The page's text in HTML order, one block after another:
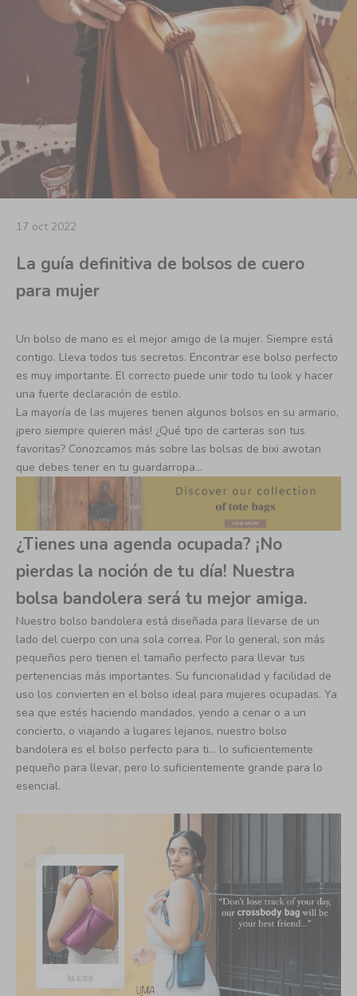
17 oct 2022
La guía definitiva de bolsos de cuero
para mujer
Un bolso de mano es el mejor amigo de la mujer. Siempre está
contigo. Lleva todos tus secretos. Encontrar ese bolso perfecto
es muy importante. El correcto puede unir todo tu look y hacer
una fuerte declaración de estilo.
La mayoría de las mujeres tienen algunos bolsos en su armario,
¡pero siempre quieren más! ¿Qué tipo de carteras son tus
favoritas? Conozcamos más sobre las bolsas de bixi awotan
que debes tener en tu guardarropa…
¿Tienes una agenda ocupada? ¡No
pierdas la noción de tu día! Nuestra
bolsa bandolera será tu mejor amiga.
Nuestro bolso bandolera está diseñada para llevarse de un
lado del cuerpo con una sola correa. Por lo general, son más
pequeños pero tienen el tamaño perfecto para llevar tus
pertenencias más importantes. Su funcionalidad y facilidad de
uso los convierten en el bolso ideal para mujeres ocupadas. Ya
sea que estés haciendo mandados, yendo a cenar o a un
concierto, o viajando a lugares lejanos, nuestro bolso
bandolera es el bolso perfecto para ti... lo suficientemente
pequeño para llevar, pero lo suficientemente grande para lo
esencial.